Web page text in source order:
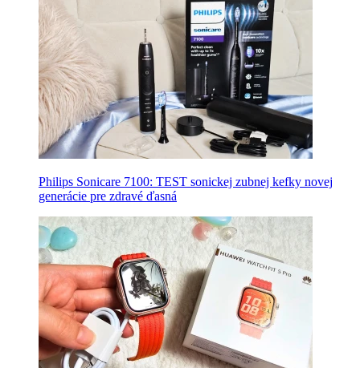
Philips Sonicare 7100: TEST sonickej zubnej kefky novej
generácie pre zdravé ďasná